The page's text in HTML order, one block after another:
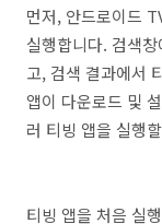
먼저, 안드로이드
실행합니다. 검색
고, 검색 결과에서
앱이 다운로드 및
러 티빙 앱을 실행
티빙 앱을 처음 실